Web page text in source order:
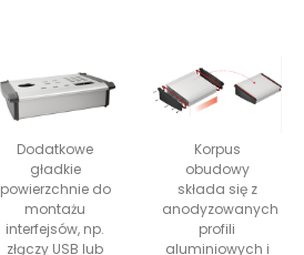
Dodatkowe
gładkie
powierzchnie do
montażu
interfejsów, np.
złączy USB lub
Korpus
obudowy
składa się z
anodyzowanych
profili
aluminiowych i